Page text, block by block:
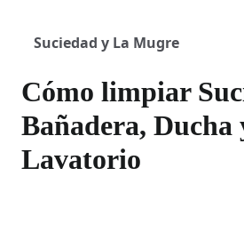
Suciedad y La Mugre
Cómo limpiar
Bañadera, Ducha
Lavatorio